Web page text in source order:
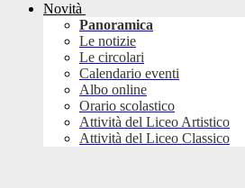
Novità
Panoramica
Le notizie
Le circolari
Calendario eventi
Albo online
Orario scolastico
Attività del Liceo Artistico
Attività del Liceo Classico